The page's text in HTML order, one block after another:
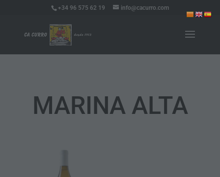
+34 96 575 62 19 info@cacurro.com
MARINA ALTA